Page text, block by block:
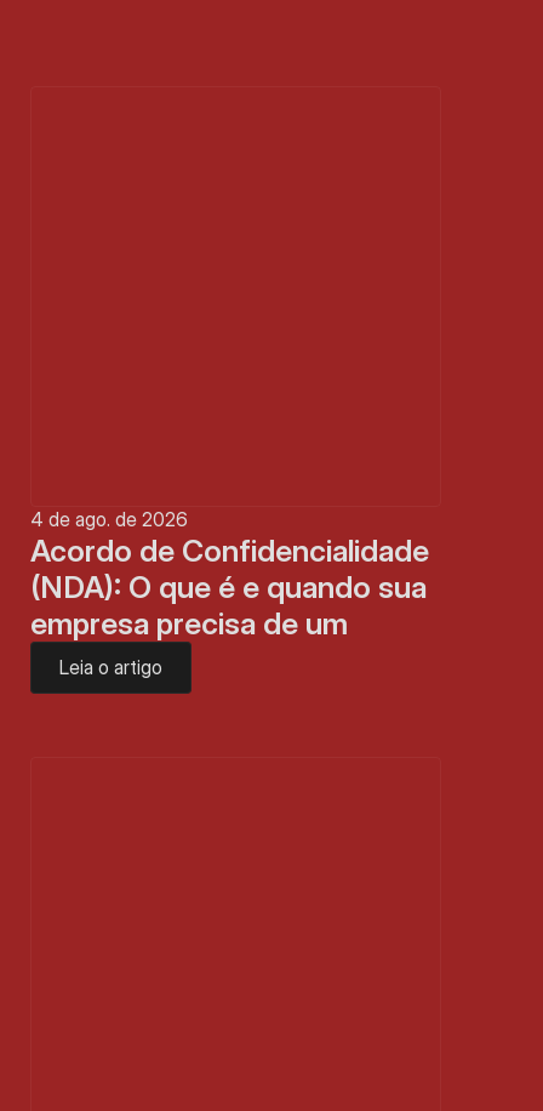
4 de ago. de 2026
Acordo de Confidencialidade
(NDA): O que é e quando sua
empresa precisa de um
Leia o artigo